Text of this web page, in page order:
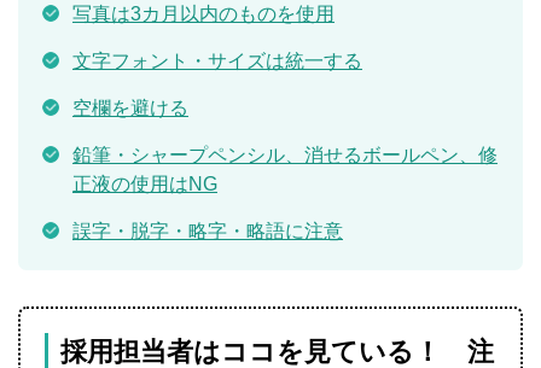
写真は3カ月以内のものを使用
文字フォント・サイズは統一する
空欄を避ける
鉛筆・シャープペンシル、消せるボールペン、修
正液の使用はNG
誤字・脱字・略字・略語に注意
採用担当者はココを見ている！ 注